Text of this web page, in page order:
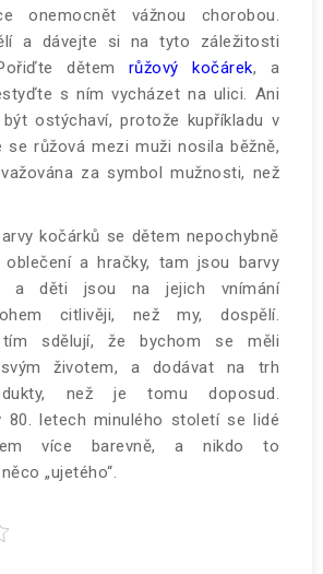
onemocnět vážnou chorobou.
a dávejte si na tyto záležitosti
dětem růžový kočárek, a
s ním vycházet na ulici. Ani
ostýchaví, protože kupříkladu v
se růžová mezi muži nosila běžně,
za symbol mužnosti, než
kočárků se dětem nepochybně
oblečení a hračky, tam jsou barvy
a děti jsou na jejich vnímání
citlivěji, než my, dospělí.
sdělují, že bychom se měli
životem, a dodávat na trh
než je tomu doposud.
80. letech minulého století se lidé
více barevně, a nikdo to
„ujetého“.